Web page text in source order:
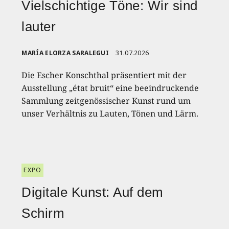
Vielschichtige Töne: Wir sind
lauter
MARÍA ELORZA SARALEGUI 31.07.2026
Die Escher Konschthal präsentiert mit der
Ausstellung „état bruit“ eine beeindruckende
Sammlung zeitgenössischer Kunst rund um
unser Verhältnis zu Lauten, Tönen und Lärm.
EXPO
Digitale Kunst: Auf dem
Schirm